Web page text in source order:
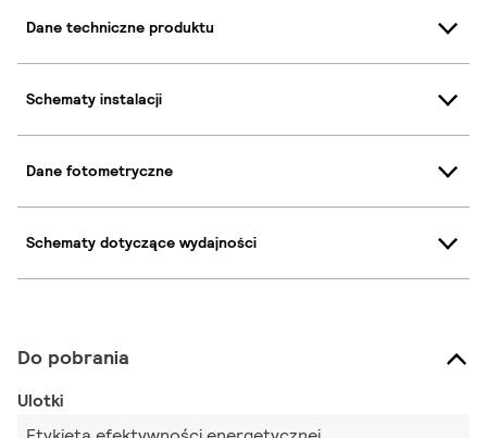
Dane techniczne produktu
Schematy instalacji
Dane fotometryczne
Schematy dotyczące wydajności
Do pobrania
Ulotki